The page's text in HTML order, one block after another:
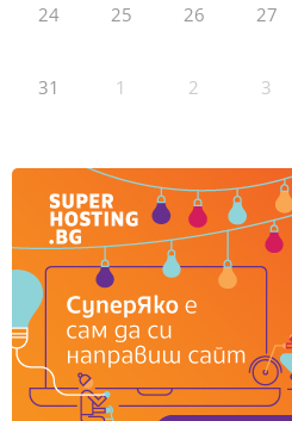
24 25 26 27
31 1 2 3